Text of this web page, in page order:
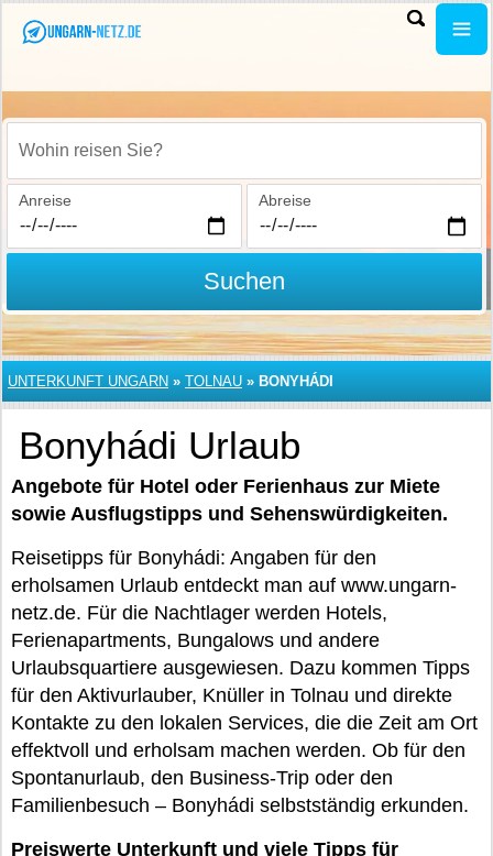
Wohin reisen Sie?
Anreise Abreise
Suchen
UNTERKUNFT UNGARN » TOLNAU » BONYHÁDI
Bonyhádi Urlaub
Angebote für Hotel oder Ferienhaus zur Miete
sowie Ausflugstipps und Sehenswürdigkeiten.
Reisetipps für Bonyhádi: Angaben für den
erholsamen Urlaub entdeckt man auf www.ungarn-
netz.de. Für die Nachtlager werden Hotels,
Ferienapartments, Bungalows und andere
Urlaubsquartiere ausgewiesen. Dazu kommen Tipps
für den Aktivurlauber, Knüller in Tolnau und direkte
Kontakte zu den lokalen Services, die die Zeit am Ort
effektvoll und erholsam machen werden. Ob für den
Spontanurlaub, den Business-Trip oder den
Familienbesuch – Bonyhádi selbstständig erkunden.
Preiswerte Unterkunft und viele Tipps für